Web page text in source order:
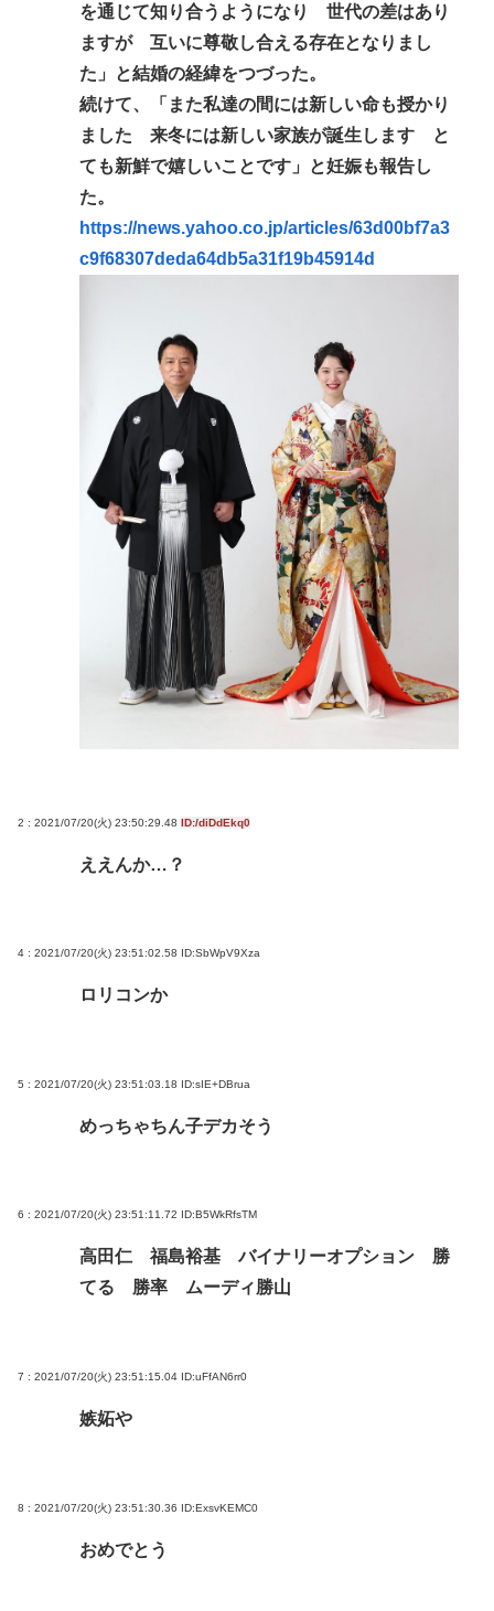
外国人の永住許可「抑止」案は「生身の人間の運命
をもてあそんでいる」 東京・高田馬場で反対アピー
【画像】日本人男性、激かわウクライナ人女性と結
婚www
【朗報】みいちゃんと山田さん、鎮静して無事アニ
メ化へwww
(📞´ん`)「はい嫌儲子供電話相談室」👧「犬は大きい
ガチで死にたい時ってどうしたらいいの？
新しいキーボード買いたいんだけど、今のキーボー
ド壊れなくて買う理由が見つからない
Powered by livedoor 相互RSS
を通じて知り合うようになり 世代の差はあり
ますが 互いに尊敬し合える存在となりまし
た」と結婚の経緯をつづった。
続けて、「また私達の間には新しい命も授かり
ました 来冬には新しい家族が誕生します と
ても新鮮で嬉しいことです」と妊娠も報告し
た。
https://news.yahoo.co.jp/articles/63d00bf7a3
c9f68307deda64db5a31f19b45914d
2 : 2021/07/20(火) 23:50:29.48 ID:/diDdEkq0
ええんか…？
4 : 2021/07/20(火) 23:51:02.58 ID:SbWpV9Xza
ロリコンか
5 : 2021/07/20(火) 23:51:03.18 ID:sIE+DBrua
めっちゃちん子デカそう
6 : 2021/07/20(火) 23:51:11.72 ID:B5WkRfsTM
高田仁 福島裕基 バイナリーオプション 勝
てる 勝率 ムーディ勝山
7 : 2021/07/20(火) 23:51:15.04 ID:uFfAN6rr0
嫉妬や
8 : 2021/07/20(火) 23:51:30.36 ID:ExsvKEMC0
おめでとう